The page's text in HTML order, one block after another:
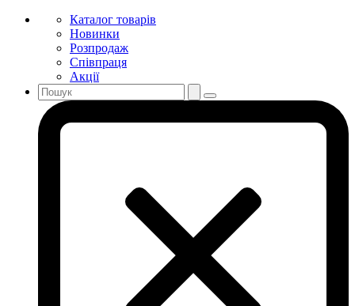
Каталог товарів
Новинки
Розпродаж
Співпраця
Акції